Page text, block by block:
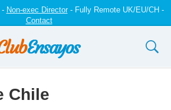
Non-exec Director- Fully Remote UK/EU/CH -
Contact
Chile